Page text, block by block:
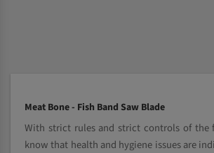
Meat Bone - Fish Band Saw Blade
With strict rules and strict controls of the
know that health and hygiene issues are